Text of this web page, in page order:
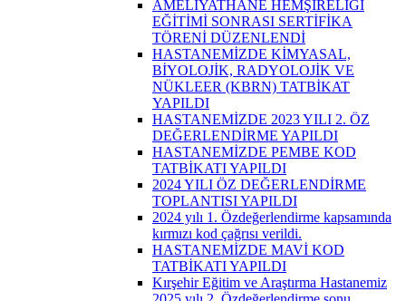
AMELİYATHANE HEMŞİRELİĞİ
EĞİTİMİ SONRASI SERTİFİKA
TÖRENİ DÜZENLENDİ
HASTANEMİZDE KİMYASAL,
BİYOLOJİK, RADYOLOJİK VE
NÜKLEER (KBRN) TATBİKAT
YAPILDI
HASTANEMİZDE 2023 YILI 2. ÖZ
DEĞERLENDİRME YAPILDI
HASTANEMİZDE PEMBE KOD
TATBİKATI YAPILDI
2024 YILI ÖZ DEĞERLENDİRME
TOPLANTISI YAPILDI
2024 yılı 1. Özdeğerlendirme kapsamında
kırmızı kod çağrısı verildi.
HASTANEMİZDE MAVİ KOD
TATBİKATI YAPILDI
Kırşehir Eğitim ve Araştırma Hastanemiz